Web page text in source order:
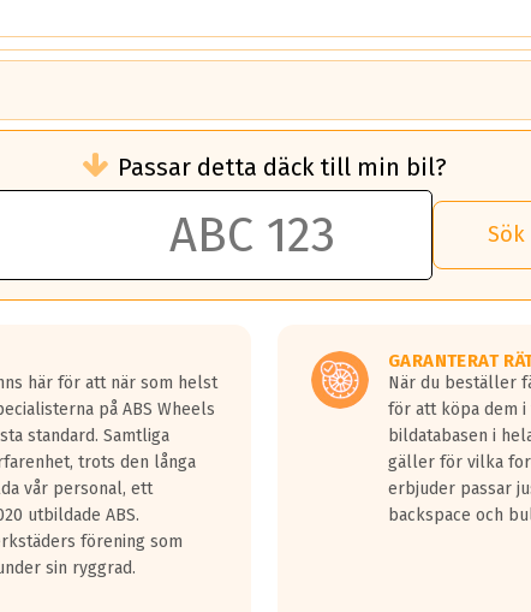
än ett klass G däck.
50 liter bränsle med ett klass A däck gentemot ett klass G däck.
vilken rutt du kör, samt vilken körstil du använder.
lastbilar.
på en väg där det ligger 0.5-1.5 mm vatten.
fyra billängder( ca 18meter) mellan däck med betyg A gentemot
överträffa motorljudet.
ett däck med vågar. Hög bullernivå markeras med svarta vågor
kraven som finns i dagsläget, men är inte längre tillåtna enligt nya
Passar detta däck till min bil?
här för att när som helst
på ABS Wheels
standard. Samtliga
trots den långa
vår personal, ett
utbildade ABS.
förening som
sin ryggrad.
GARANTERAT
När du beställer
för att köpa dem
bildatabasen i
gäller för vilka
erbjuder passar
backspace och